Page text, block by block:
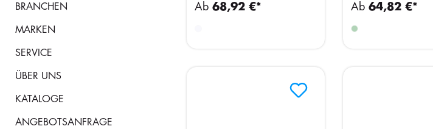
BRANCHEN
MARKEN
SERVICE
ÜBER UNS
KATALOGE
ANGEBOTSANFRAGE
Ab 68,92 €* Ab 64,82 €*